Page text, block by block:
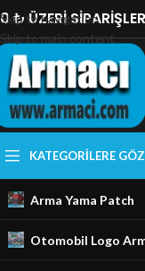
Skip to navigation
Skip to main content
₺ ÜZERİ
KATEGORILERE
Arma Yama Patch
Otomobil Logo
18 Ürünler